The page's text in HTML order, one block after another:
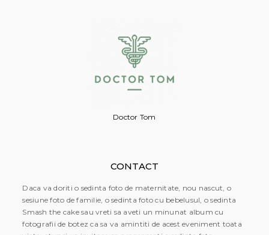
Doctor Tom
CONTACT
Daca va doriti o sedinta foto de maternitate, nou nascut, o
sesiune foto de familie, o sedinta foto cu bebelusul, o sedinta
Smash the cake sau vreti sa aveti un minunat album cu
fotografii de botez ca sa va amintiti de acest eveniment toata